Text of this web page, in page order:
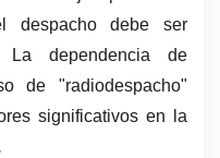
despacho debe ser
La dependencia de
de "radiodespacho"